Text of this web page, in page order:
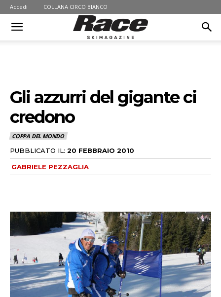
Accedi COLLANA CIRCO BIANCO
Gli azzurri del gigante ci
credono
COPPA DEL MONDO
PUBBLICATO IL: 20 FEBBRAIO 2010
GABRIELE PEZZAGLIA